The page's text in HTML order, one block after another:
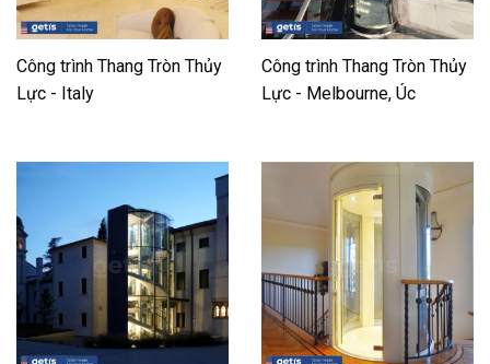
Công trình Thang Tròn Thủy
Lực - Italy
Công trình Thang Tròn Thủy
Lực - Melbourne, Úc